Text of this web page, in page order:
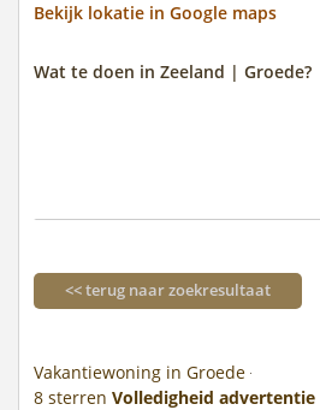
Bekijk lokatie in Google maps
Wat te doen in Zeeland | Groede?
<< terug naar zoekresultaat
Vakantiewoning in Groede
8 sterren Volledigheid advertentie